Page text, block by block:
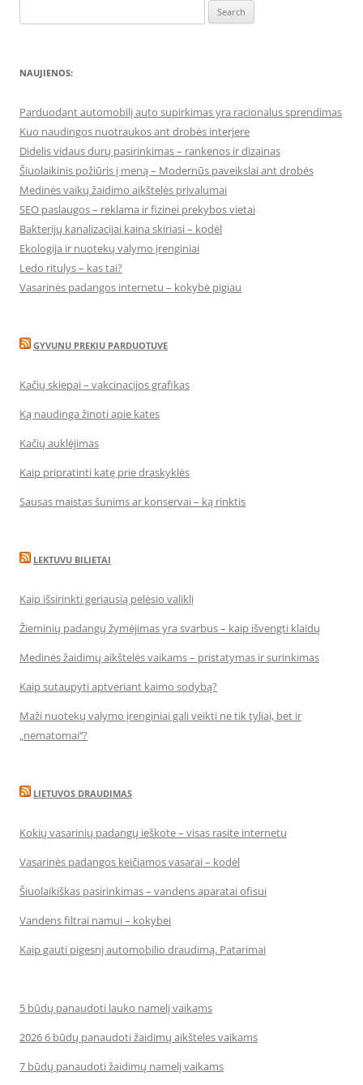
for:
NAUJIENOS:
Parduodant automobilį auto supirkimas yra racionalus sprendimas
Kuo naudingos nuotraukos ant drobės interjere
Didelis vidaus durų pasirinkimas – rankenos ir dizainas
Šiuolaikinis požiūris į meną – Modernūs paveikslai ant drobės
Medinės vaikų žaidimo aikštelės privalumai
SEO paslaugos – reklama ir fizinei prekybos vietai
Bakterijų kanalizacijai kaina skiriasi – kodėl
Ekologija ir nuotekų valymo įrenginiai
Ledo ritulys – kas tai?
Vasarinės padangos internetu – kokybė pigiau
GYVUNU PREKIU PARDUOTUVE
Kačių skiepai – vakcinacijos grafikas
Ką naudinga žinoti apie kates
Kačių auklėjimas
Kaip pripratinti katę prie draskyklės
Sausas maistas šunims ar konservai – ką rinktis
LEKTUVU BILIETAI
Kaip išsirinkti geriausią pelėsio valiklį
Žieminių padangų žymėjimas yra svarbus – kaip išvengti klaidų
Medinės žaidimų aikštelės vaikams – pristatymas ir surinkimas
Kaip sutaupyti aptveriant kaimo sodybą?
Maži nuotekų valymo įrenginiai gali veikti ne tik tyliai, bet ir
„nematomai‘‘?
LIETUVOS DRAUDIMAS
Kokių vasarinių padangų ieškote – visas rasite internetu
Vasarinės padangos keičiamos vasarai – kodėl
Šiuolaikiškas pasirinkimas – vandens aparatai ofisui
Vandens filtrai namui – kokybei
Kaip gauti pigesnį automobilio draudimą. Patarimai
5 būdų panaudoti lauko namelį vaikams
2026 6 būdų panaudoti žaidimų aikšteles vaikams
7 būdų panaudoti žaidimų namelį vaikams